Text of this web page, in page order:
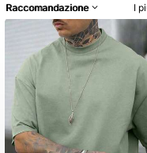
Raccomandazione I